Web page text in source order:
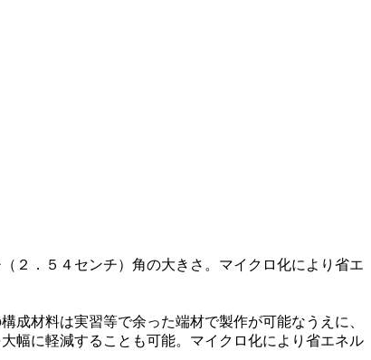
２．５４センチ）角の大きさ。マイクロ化により省エ
材料は実習等で余った端材で製作が可能なうえに、
幅に軽減することも可能。マイクロ化により省エネル